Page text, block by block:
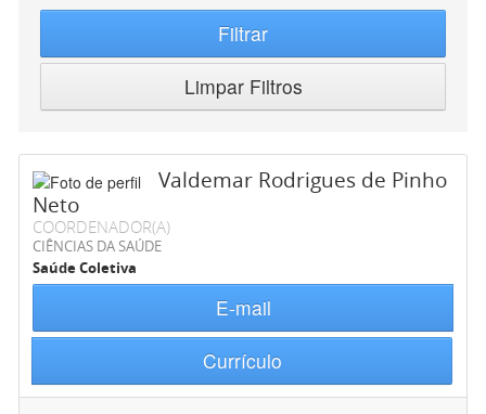
Filtrar
Limpar Filtros
Valdemar Rodrigues de Pinho
Neto
COORDENADOR(A)
CIÊNCIAS DA SAÚDE
Saúde Coletiva
E-mail
Currículo